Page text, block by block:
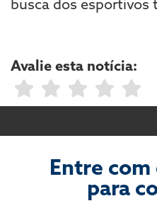
busca dos esportivos
Avalie esta notícia:
Entre com
para